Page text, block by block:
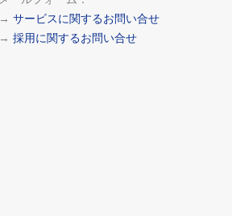
→ サービスに関するお問い合せ
→ 採用に関するお問い合せ